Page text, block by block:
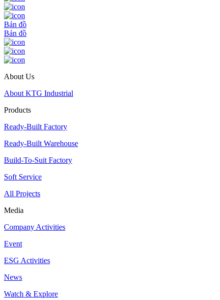
Bản đồ
Bản đồ
About Us
About KTG Industrial
Products
Ready-Built Factory
Ready-Built Warehouse
Build-To-Suit Factory
Soft Service
All Projects
Media
Company Activities
Event
ESG Activities
News
Watch & Explore